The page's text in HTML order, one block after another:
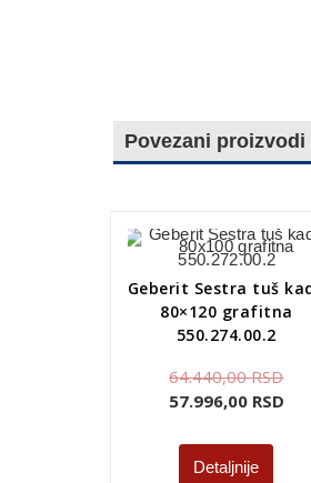
Povezani proizvodi
Geberit Sestra tuš
80×120 grafitna
550.274.00.2
64.440,00RSD
57.996,00 RSD
Detaljnije